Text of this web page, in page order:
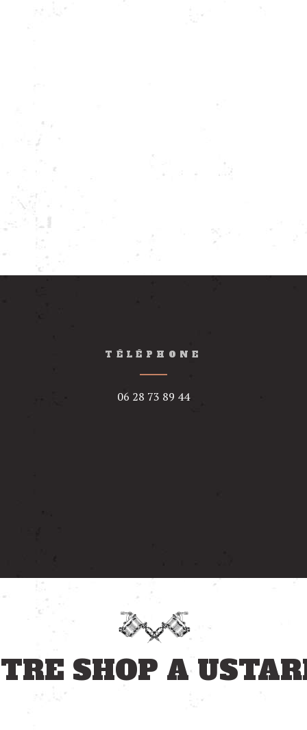
TÉLÉPHONE
06 28 73 89 44
SHOP A